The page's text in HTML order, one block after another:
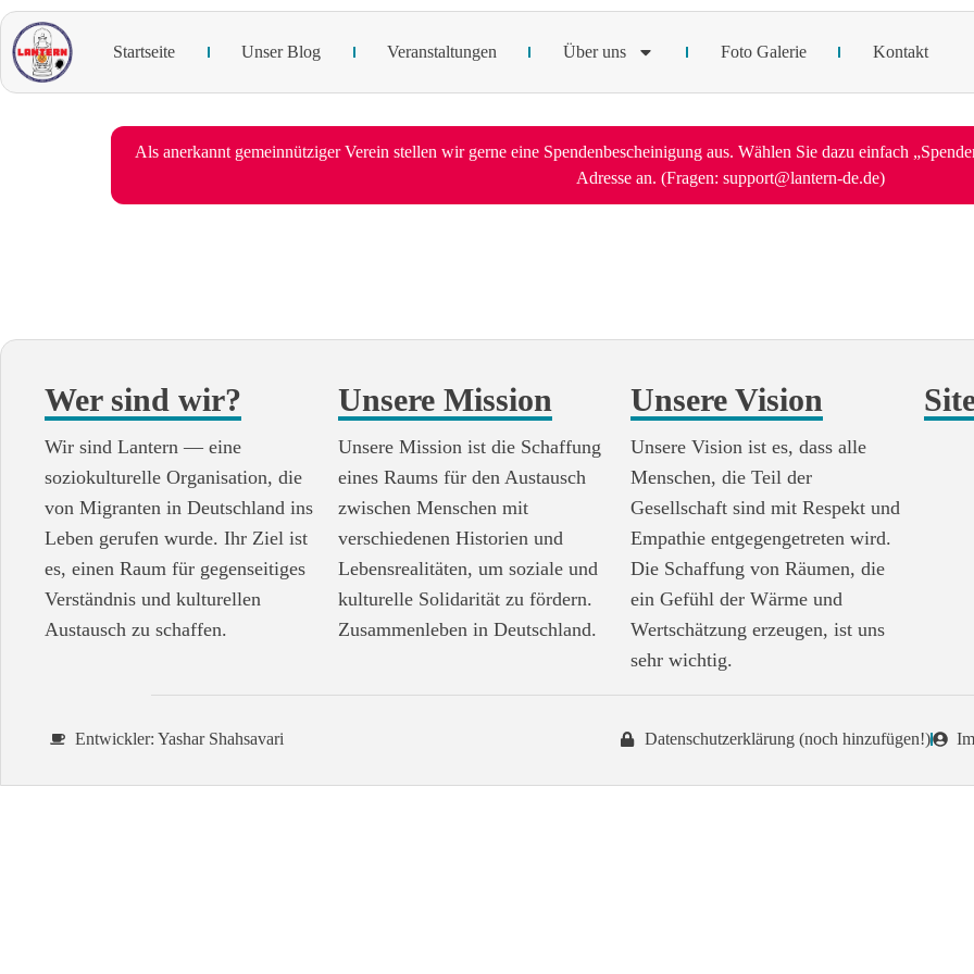
Startseite Unser Blog Veranstaltungen Über uns Foto Galerie Kontakt
Als anerkannt gemeinnütziger Verein stellen wir gerne eine Spendenbescheinigung aus. Wählen Sie dazu einfach
Adresse an. (Fragen: support@lantern-de.de)​
Wer sind wir?
Wir sind Lantern — eine
soziokulturelle Organisation, die
von Migranten in Deutschland ins
Leben gerufen wurde. Ihr Ziel ist
es, einen Raum für gegenseitiges
Verständnis und kulturellen
Austausch zu schaffen.
Unsere Mission
Unsere Mission ist die Schaffung
eines Raums für den Austausch
zwischen Menschen mit
verschiedenen Historien und
Lebensrealitäten, um soziale und
kulturelle Solidarität zu fördern.
Zusammenleben in Deutschland.
Unsere Vision
Unsere Vision ist es, dass alle
Menschen, die Teil der
Gesellschaft sind mit Respekt und
Empathie entgegengetreten wird.
Die Schaffung von Räumen, die
ein Gefühl der Wärme und
Wertschätzung erzeugen, ist uns
sehr wichtig.
Entwickler: Yashar Shahsavari Datenschutzerklärung (noch hinzufügen!)